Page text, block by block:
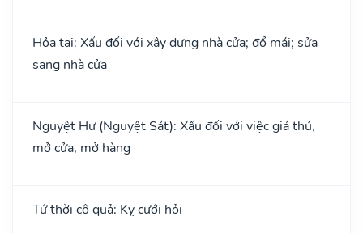
Hỏa tai: Xấu đối với xây dựng nhà cửa; đổ mái; sửa
sang nhà cửa
Nguyệt Hư (Nguyệt Sát): Xấu đối với việc giá thú,
mở cửa, mở hàng
Tứ thời cô quả: Kỵ cưới hỏi